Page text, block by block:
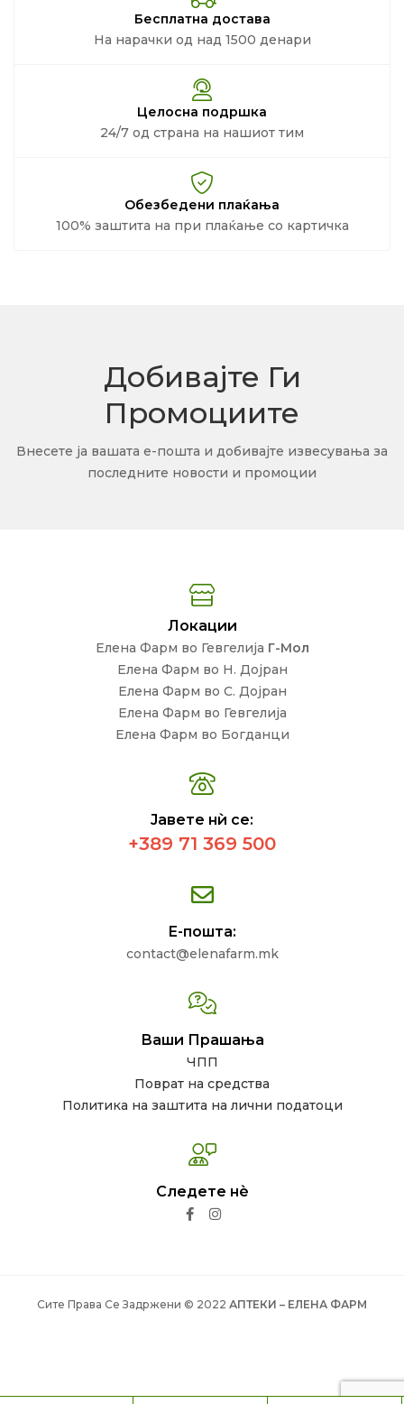
Бесплатна достава
На нарачки од над 1500 денари
Целосна подршка
24/7 од страна на нашиот тим
Обезбедени плаќања
100% заштита на при плаќање со картичка
Добивајте Ги
Промоциите
Внесете ја вашата е-пошта и добивајте извесувања за
последните новости и промоции
Локации
Елена Фарм во Гевгелија Г-Мол
Елена Фарм во Н. Дојран
Елена Фарм во С. Дојран
Елена Фарм во Гевгелија
Елена Фарм во Богданци
Јавете нѝ се:
+389 71 369 500
Е-пошта:
contact@elenafarm.mk
Ваши Прашања
ЧПП
Поврат на средства
Политика на заштита на лични податоци
Следете нѐ
Сите Права Се Задржени © 2022 АПТЕКИ – ЕЛЕНА ФАРМ